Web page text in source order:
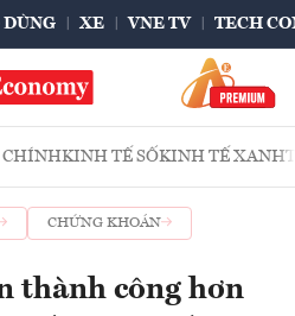
DÙNG XE VNE TV TECH
CHÍNHKINH TẾ SỐKINH TẾ XANH
CHỨNG KHOÁN
thành công hơn